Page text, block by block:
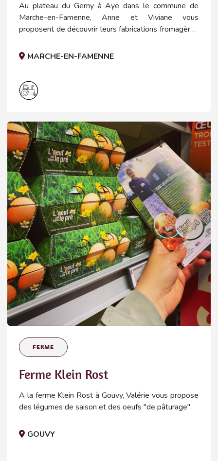
Au plateau du Gerny à Aye dans le commune de
Marche-en-Famenne, Anne et Viviane vous
proposent de découvrir leurs fabrications fromagères
MARCHE-EN-FAMENNE
FERME
Ferme Klein Rost
A la ferme Klein Rost à Gouvy, Valérie vous propose
des légumes de saison et des oeufs "de pâturage".
GOUVY